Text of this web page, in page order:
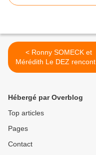
< Ronny SOMECK et
Mérédith Le DEZ rencontre
reportée
Hébergé par Overblog
Top articles
Pages
Contact